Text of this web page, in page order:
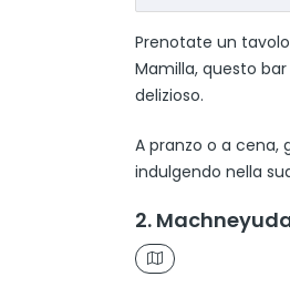
Prenotate un
Mamilla, questo
delizioso.
A pranzo o a cena,
indulgendo nella
2.